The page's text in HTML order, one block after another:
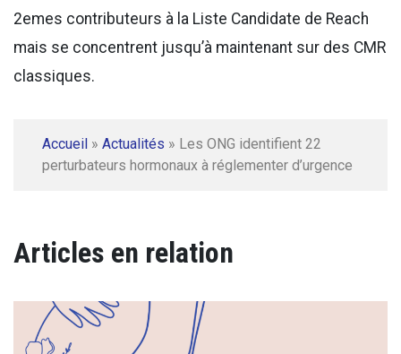
2emes contributeurs à la Liste Candidate de Reach
mais se concentrent jusqu’à maintenant sur des CMR
classiques.
Accueil » Actualités » Les ONG identifient 22
perturbateurs hormonaux à réglementer d’urgence
Articles en relation